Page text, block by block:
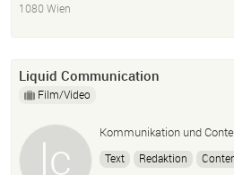
1080 Wien
Liquid Communication
Film/Video
Kommunikation und
Text Redaktion